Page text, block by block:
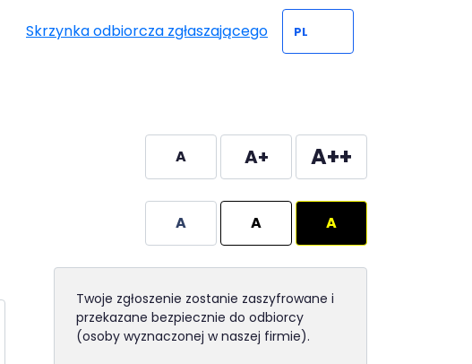
Skrzynka odbiorcza zgłaszającego
A A+ A++
A A A
Twoje zgłoszenie zostanie zaszyfrowane i
przekazane bezpiecznie do odbiorcy
(osoby wyznaczonej w naszej firmie).